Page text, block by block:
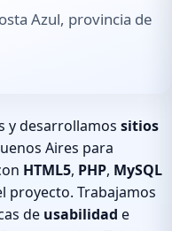
Azul, provincia de
y desarrollamos sitios
Aires para
HTML5, PHP, MySQL
proyecto. Trabajamos
de usabilidad e